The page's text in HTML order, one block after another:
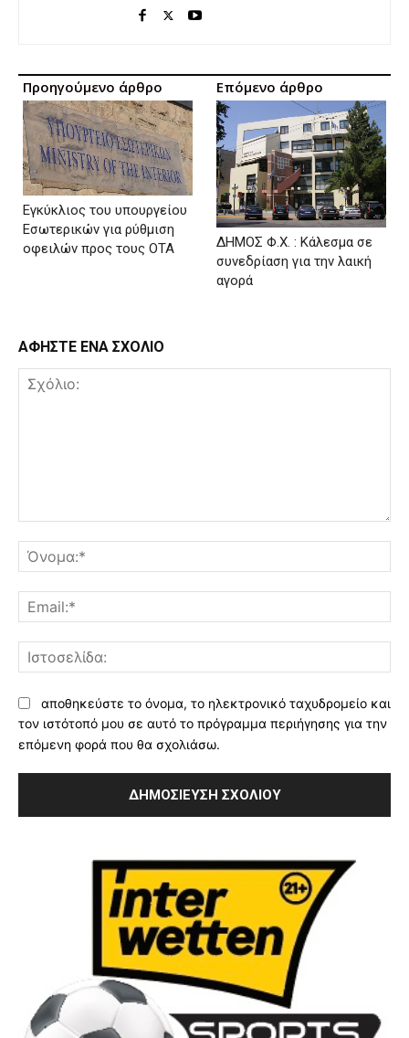
Προηγούμενο άρθρο
Εγκύκλιος του υπουργείου
Εσωτερικών για ρύθμιση
οφειλών προς τους ΟΤΑ
Επόμενο άρθρο
ΔΗΜΟΣ Φ.Χ. : Κάλεσμα σε
συνεδρίαση για την λαική
αγορά
ΑΦΗΣΤΕ ΕΝΑ ΣΧΟΛΙΟ
αποθηκεύστε το όνομα, το ηλεκτρονικό ταχυδρομείο και
τον ιστότοπό μου σε αυτό το πρόγραμμα περιήγησης για την
επόμενη φορά που θα σχολιάσω.